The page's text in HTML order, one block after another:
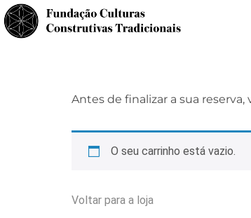
Antes de finalizar a sua
O seu carrinho está vazio.
Voltar para a loja